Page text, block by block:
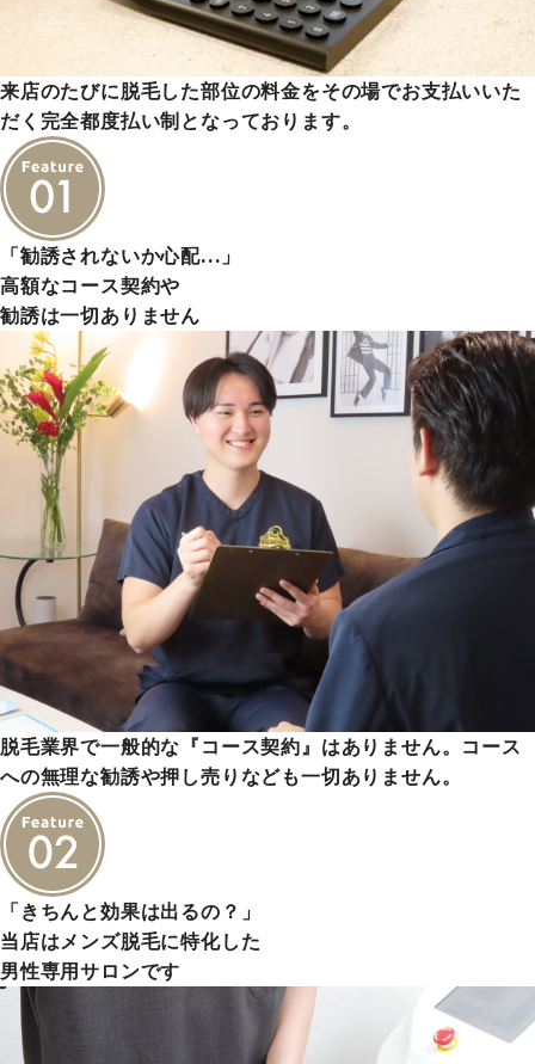
来店のたびに脱毛した部位の料金をその場でお支払いいた
だく完全都度払い制となっております。
「勧誘されないか心配…」
高額なコース契約や
勧誘は一切ありません
脱毛業界で一般的な『コース契約』はありません。コース
への無理な勧誘や押し売りなども一切ありません。
「きちんと効果は出るの？」
当店はメンズ脱毛に特化した
男性専用サロンです